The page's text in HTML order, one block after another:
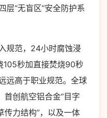
层“无盲区”安全防护系
规范，24小时腐蚀浸
105秒加直接焚烧90秒
远高于职业规范。全球
首创航空铝合金“目字
传力结构”，以及一体